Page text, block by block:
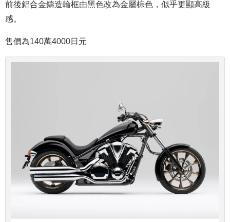
前後鋁合金鑄造輪框由黑色改為金屬棕色，似乎更顯高級
感。
售價為140萬4000日元